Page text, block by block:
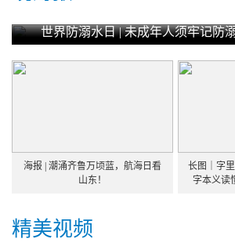
世界防溺水日 | 未成年人须牢记防
海报 | 潮涌齐鲁万顷蓝，航海日看
山东！
长图｜字
字本义读
精美视频